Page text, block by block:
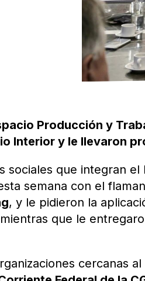
Producción y
Interior y le llevaron
sociales que integran el
semana con el
, y le pidieron la
que le
cercanas